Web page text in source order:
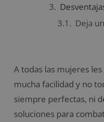
Deja
A todas las mujeres
mucha facilidad y no
siempre perfectas, ni
soluciones para